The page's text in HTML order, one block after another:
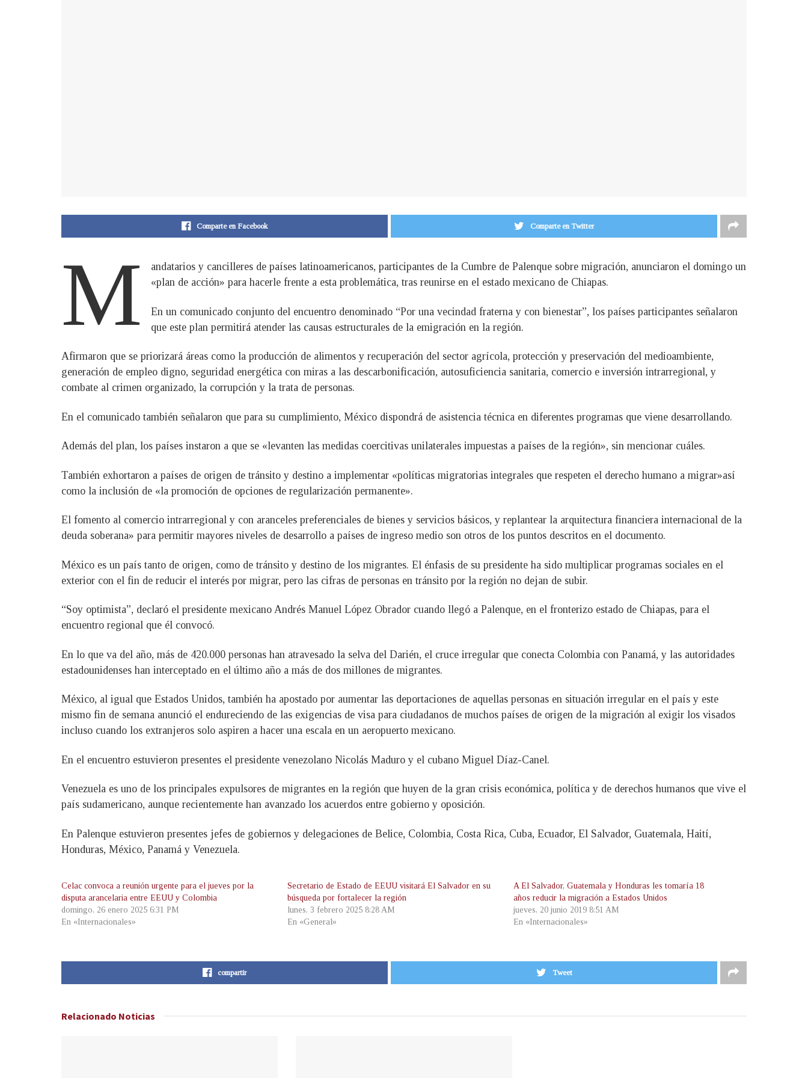
Comparte en Facebook Comparte en Twitter
M
andatarios y cancilleres de países latinoamericanos, participantes de la Cumbre de Palenque sobre migración, anunciaron el domingo un
«plan de acción» para hacerle frente a esta problemática, tras reunirse en el estado mexicano de Chiapas.
En un comunicado conjunto del encuentro denominado “Por una vecindad fraterna y con bienestar”, los países participantes señalaron
que este plan permitirá atender las causas estructurales de la emigración en la región.
Afirmaron que se priorizará áreas como la producción de alimentos y recuperación del sector agrícola, protección y preservación del medioambiente,
generación de empleo digno, seguridad energética con miras a las descarbonificación, autosuficiencia sanitaria, comercio e inversión intrarregional, y
combate al crimen organizado, la corrupción y la trata de personas.
En el comunicado también señalaron que para su cumplimiento, México dispondrá de asistencia técnica en diferentes programas que viene desarrollando.
Además del plan, los países instaron a que se «levanten las medidas coercitivas unilaterales impuestas a países de la región», sin mencionar cuáles.
También exhortaron a países de origen de tránsito y destino a implementar «políticas migratorias integrales que respeten el derecho humano a migrar»así
como la inclusión de «la promoción de opciones de regularización permanente».
El fomento al comercio intrarregional y con aranceles preferenciales de bienes y servicios básicos, y replantear la arquitectura financiera internacional de la
deuda soberana» para permitir mayores niveles de desarrollo a países de ingreso medio son otros de los puntos descritos en el documento.
México es un país tanto de origen, como de tránsito y destino de los migrantes. El énfasis de su presidente ha sido multiplicar programas sociales en el
exterior con el fin de reducir el interés por migrar, pero las cifras de personas en tránsito por la región no dejan de subir.
“Soy optimista”, declaró el presidente mexicano Andrés Manuel López Obrador cuando llegó a Palenque, en el fronterizo estado de Chiapas, para el
encuentro regional que él convocó.
En lo que va del año, más de 420.000 personas han atravesado la selva del Darién, el cruce irregular que conecta Colombia con Panamá, y las autoridades
estadounidenses han interceptado en el último año a más de dos millones de migrantes.
México, al igual que Estados Unidos, también ha apostado por aumentar las deportaciones de aquellas personas en situación irregular en el país y este
mismo fin de semana anunció el endureciendo de las exigencias de visa para ciudadanos de muchos países de origen de la migración al exigir los visados
incluso cuando los extranjeros solo aspiren a hacer una escala en un aeropuerto mexicano.
En el encuentro estuvieron presentes el presidente venezolano Nicolás Maduro y el cubano Miguel Díaz-Canel.
Venezuela es uno de los principales expulsores de migrantes en la región que huyen de la gran crisis económica, política y de derechos humanos que vive el
país sudamericano, aunque recientemente han avanzado los acuerdos entre gobierno y oposición.
En Palenque estuvieron presentes jefes de gobiernos y delegaciones de Belice, Colombia, Costa Rica, Cuba, Ecuador, El Salvador, Guatemala, Haití,
Honduras, México, Panamá y Venezuela.
Celac convoca a reunión urgente para el jueves por la
disputa arancelaria entre EEUU y Colombia
domingo, 26 enero 2025 6:31 PM
En «Internacionales»
Secretario de Estado de EEUU visitará El Salvador en su
búsqueda por fortalecer la región
lunes, 3 febrero 2025 8:28 AM
En «General»
A El Salvador, Guatemala y Honduras les tomaría 18
años reducir la migración a Estados Unidos
jueves, 20 junio 2019 8:51 AM
En «Internacionales»
compartir Tweet
Relacionado Noticias